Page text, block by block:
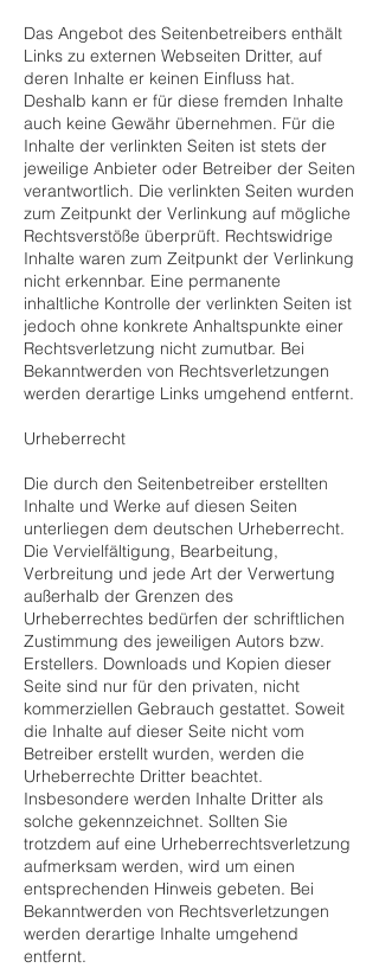
Das Angebot des Seitenbetreibers enthält
Links zu externen Webseiten Dritter, auf
deren Inhalte er keinen Einfluss hat.
Deshalb kann er für diese fremden Inhalte
auch keine Gewähr übernehmen. Für die
Inhalte der verlinkten Seiten ist stets der
jeweilige Anbieter oder Betreiber der Seiten
verantwortlich. Die verlinkten Seiten wurden
zum Zeitpunkt der Verlinkung auf mögliche
Rechtsverstöße überprüft. Rechtswidrige
Inhalte waren zum Zeitpunkt der Verlinkung
nicht erkennbar. Eine permanente
inhaltliche Kontrolle der verlinkten Seiten ist
jedoch ohne konkrete Anhaltspunkte einer
Rechtsverletzung nicht zumutbar. Bei
Bekanntwerden von Rechtsverletzungen
werden derartige Links umgehend entfernt.
Urheberrecht
Die durch den Seitenbetreiber erstellten
Inhalte und Werke auf diesen Seiten
unterliegen dem deutschen Urheberrecht.
Die Vervielfältigung, Bearbeitung,
Verbreitung und jede Art der Verwertung
außerhalb der Grenzen des
Urheberrechtes bedürfen der schriftlichen
Zustimmung des jeweiligen Autors bzw.
Erstellers. Downloads und Kopien dieser
Seite sind nur für den privaten, nicht
kommerziellen Gebrauch gestattet. Soweit
die Inhalte auf dieser Seite nicht vom
Betreiber erstellt wurden, werden die
Urheberrechte Dritter beachtet.
Insbesondere werden Inhalte Dritter als
solche gekennzeichnet. Sollten Sie
trotzdem auf eine Urheberrechtsverletzung
aufmerksam werden, wird um einen
entsprechenden Hinweis gebeten. Bei
Bekanntwerden von Rechtsverletzungen
werden derartige Inhalte umgehend
entfernt.